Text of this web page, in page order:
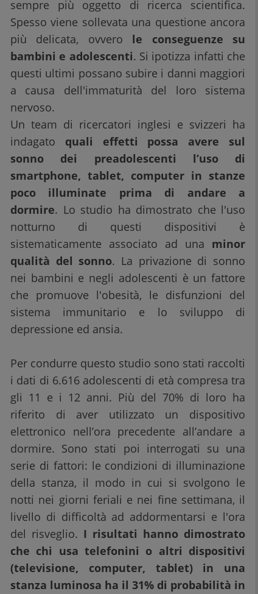
sempre più oggetto di ricerca scientifica.
Spesso viene sollevata una questione ancora
più delicata, ovvero le conseguenze su
bambini e adolescenti. Si ipotizza infatti che
questi ultimi possano subire i danni maggiori
a causa dell'immaturità del loro sistema
nervoso.
Un team di ricercatori inglesi e svizzeri ha
indagato quali effetti possa avere sul
sonno dei preadolescenti l’uso di
smartphone, tablet, computer in stanze
poco illuminate prima di andare a
dormire. Lo studio ha dimostrato che l'uso
notturno di questi dispositivi è
sistematicamente associato ad una minor
qualità del sonno. La privazione di sonno
nei bambini e negli adolescenti è un fattore
che promuove l'obesità, le disfunzioni del
sistema immunitario e lo sviluppo di
depressione ed ansia.
Per condurre questo studio sono stati raccolti
i dati di 6.616 adolescenti di età compresa tra
gli 11 e i 12 anni. Più del 70% di loro ha
riferito di aver utilizzato un dispositivo
elettronico nell’ora precedente all’andare a
dormire. Sono stati poi interrogati su una
serie di fattori: le condizioni di illuminazione
della stanza, il modo in cui si svolgono le
notti nei giorni feriali e nei fine settimana, il
livello di difficoltà ad addormentarsi e l'ora
del risveglio. I risultati hanno dimostrato
che chi usa telefonini o altri dispositivi
(televisione, computer, tablet) in una
stanza luminosa ha il 31% di probabilità in